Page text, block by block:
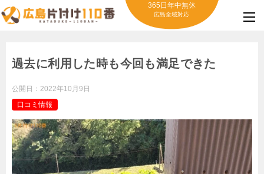
365日年中無休
広島全域対応
過去に利用した時も今回も満足できた
公開日： 2022年10月9日
口コミ情報